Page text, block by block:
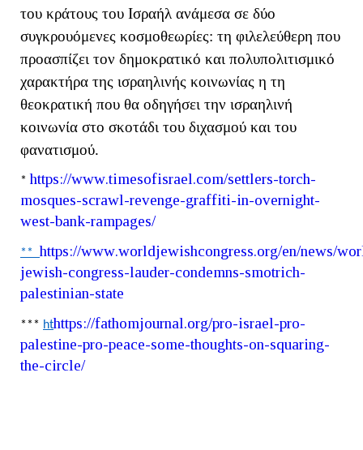
του κράτους του Ισραήλ ανάμεσα σε δύο
συγκρουόμενες κοσμοθεωρίες: τη φιλελεύθερη που
προασπίζει τον δημοκρατικό και πολυπολιτισμικό
χαρακτήρα της ισραηλινής κοινωνίας η τη
θεοκρατική που θα οδηγήσει την ισραηλινή
κοινωνία στο σκοτάδι του διχασμού και του
φανατισμού.
* https://www.timesofisrael.com/settlers-torch-
mosques-scrawl-revenge-graffiti-in-overnight-
west-bank-rampages/
** https://www.worldjewishcongress.org/en/news/
jewish-congress-lauder-condemns-smotrich-
palestinian-state
*** hthttps://fathomjournal.org/pro-israel-pro-
palestine-pro-peace-some-thoughts-on-squaring-
the-circle/